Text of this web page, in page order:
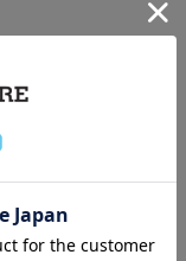
ざいます。詳しく
びスマートフォン
の商品の色と異なっ